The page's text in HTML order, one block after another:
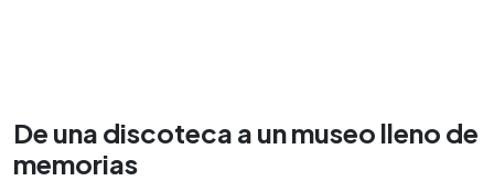
De una discoteca a un museo lleno de
memorias